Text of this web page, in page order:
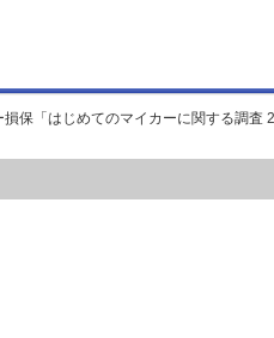
損保「はじめてのマイカーに関する調査